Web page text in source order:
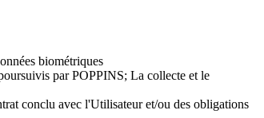
biométriques
par POPPINS; La collecte et le
conclu avec l'Utilisateur et/ou des obligations